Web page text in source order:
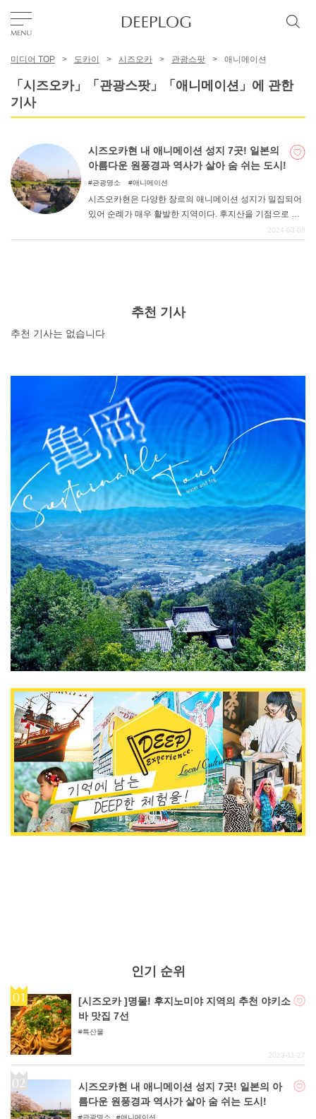
TOP
에리어
카테고리
회사개요
여행작가 모집
미디어 TOP 도카이 시즈오카 관광스팟 애니메이션
「시즈오카」「관광스팟」「애니메이션」에 관한
기사
시즈오카현 내 애니메이션 성지 7곳! 일본의
아름다운 원풍경과 역사가 살아 숨 쉬는 도시!
관광명소 애니메이션
시즈오카현은 다양한 장르의 애니메이션 성지가 밀집되어
있어 순례가 매우 활발한 지역이다. 후지산을 기점으로 하
면서도 넓은 부지가 장점이며, 관동권에서도 방어 가능한
2024-03-08
추천 기사
추천 기사는 없습니다
인기 순위
[시즈오카 ]명물! 후지노미야 지역의 추천 야키소
바 맛집 7선
특산물
2023-11-27
시즈오카현 내 애니메이션 성지 7곳! 일본의 아
름다운 원풍경과 역사가 살아 숨 쉬는 도시!
관광명소 애니메이션